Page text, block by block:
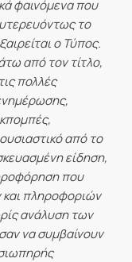
φαινόμενα που
το
ο Τύπος.
από τον τίτλο,
πολλές
από το
είδηση,
που
και πληροφοριών
ανάλυση των
να συμβαίνουν